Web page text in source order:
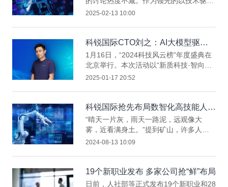
的整体人力资源解决方案服务商，科锐国
今，科锐国际成功接入 DeepSeek-R1 大
模型，在人力资源智能化转型的道路上迈
出关键一步。钛媒体对这一重要事件进行
体」。
2025-02-13 10:00
科锐国际CTO刘之：AI大模型驱动
中高端招聘市场新变革
1月16日，“2024科技风云榜”年度盛典在
北京举行。本次活动以“新质科技·智向未
来”为主题，科锐国际CTO刘之受邀出
来了独特的见解和思考。
2025-01-17 20:52
科锐国际抢先布局数智化高技能人才
输送
“晴天一片灰，雨天一路泥，远观像大
雾，近看满身土。”提到矿山，许多人的
脑海里首先映入的是这幅画面。然而，随
山逐步实现智能化、无人化，对开采作业
的装备设施及相关工作人员提出了更高的
2024-08-13 10:09
19个新职业发布 多家公司抢“鲜”布局
日前，人社部等正式发布19个新职业和28